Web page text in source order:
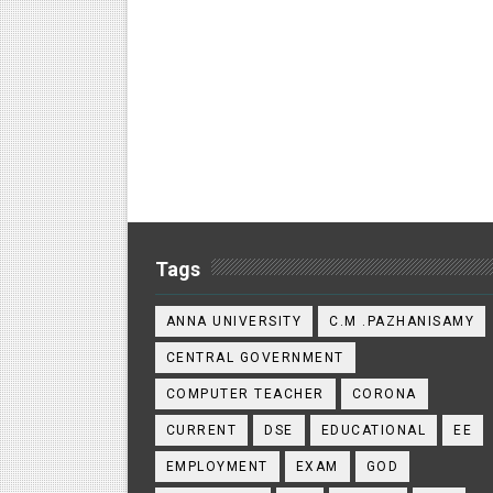
Tags
ANNA UNIVERSITY C.M .PAZHANISAMY
CENTRAL GOVERNMENT
COMPUTER TEACHER CORONA
CURRENT DSE EDUCATIONAL EE
EMPLOYMENT EXAM GOD